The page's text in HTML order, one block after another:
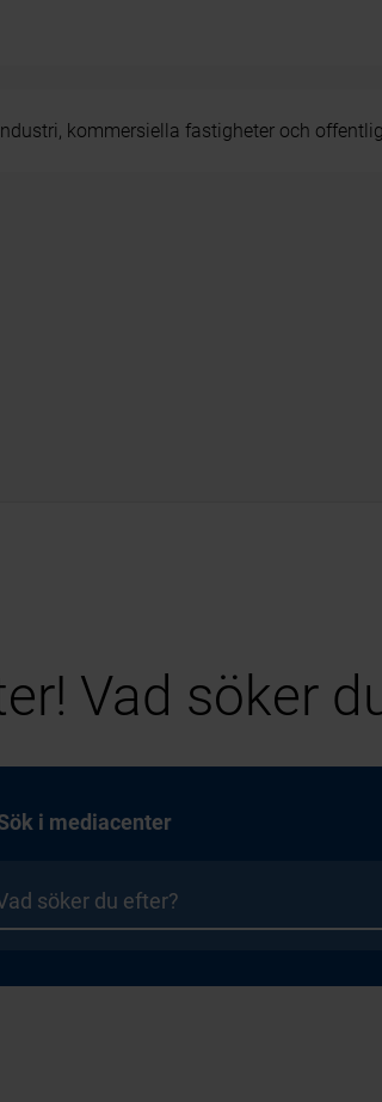
kommersiella fastigheter och
Vad söker
i mediacenter